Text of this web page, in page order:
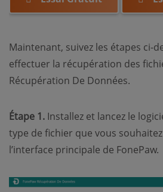
Maintenant, suivez les étapes ci-
effectuer la récupération des
Récupération De Données.
Étape 1. Installez et lancez le
type de fichier que vous
l’interface principale de FonePaw.